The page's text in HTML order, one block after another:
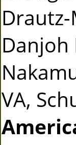
Drautz-
Danjoh
VA,